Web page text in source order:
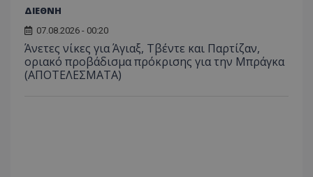
ΔΙΕΘΝΗ
07.08.2026 - 00:20
Άνετες νίκες για Άγιαξ, Τβέντε και Παρτίζαν,
οριακό προβάδισμα πρόκρισης για την Μπράγκα
(ΑΠΟΤΕΛΕΣΜΑΤΑ)